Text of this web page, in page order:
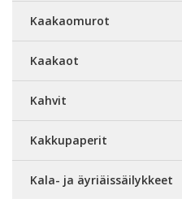
Kaakaomurot
Kaakaot
Kahvit
Kakkupaperit
Kala- ja äyriäissäilykkeet